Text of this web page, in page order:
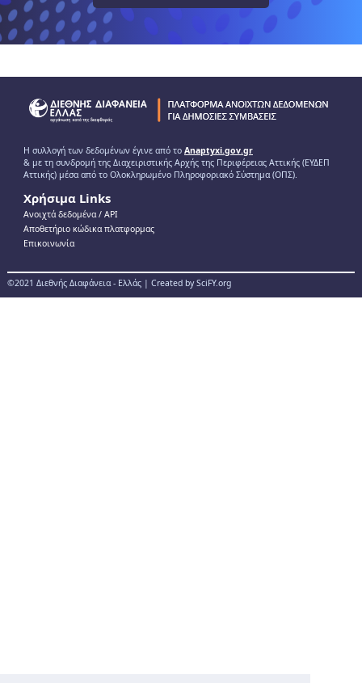
Η συλλογή των δεδομένων έγινε από το Anaptyxi.gov.gr
& με τη συνδρομή της Διαχειριστικής Αρχής της Περιφέρειας Αττικής (ΕΥΔΕΠ
Αττικής) μέσα από το Ολοκληρωμένο Πληροφοριακό Σύστημα (ΟΠΣ).
Χρήσιμα Links
Ανοιχτά δεδομένα / ΑPI
Αποθετήριο κώδικα πλατφορμας
Επικοινωνία
©2021 Διεθνής Διαφάνεια - Ελλάς | Created by SciFY.org